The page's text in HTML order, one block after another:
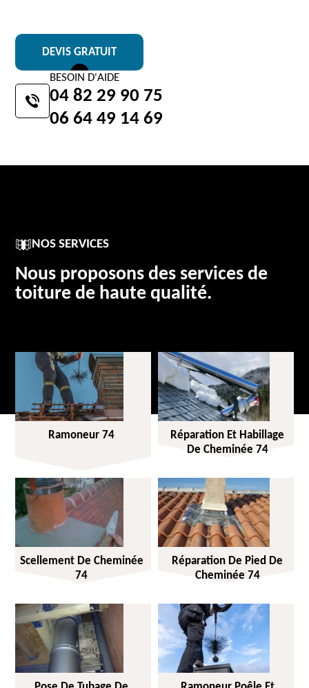
DEVIS GRATUIT
BESOIN D'AIDE
04 82 29 90 75
06 64 49 14 69
NOS SERVICES
Nous proposons des services de
toiture de haute qualité.
Ramoneur 74
Réparation Et Habillage
De Cheminée 74
Scellement De Cheminée
74
Réparation De Pied De
Cheminée 74